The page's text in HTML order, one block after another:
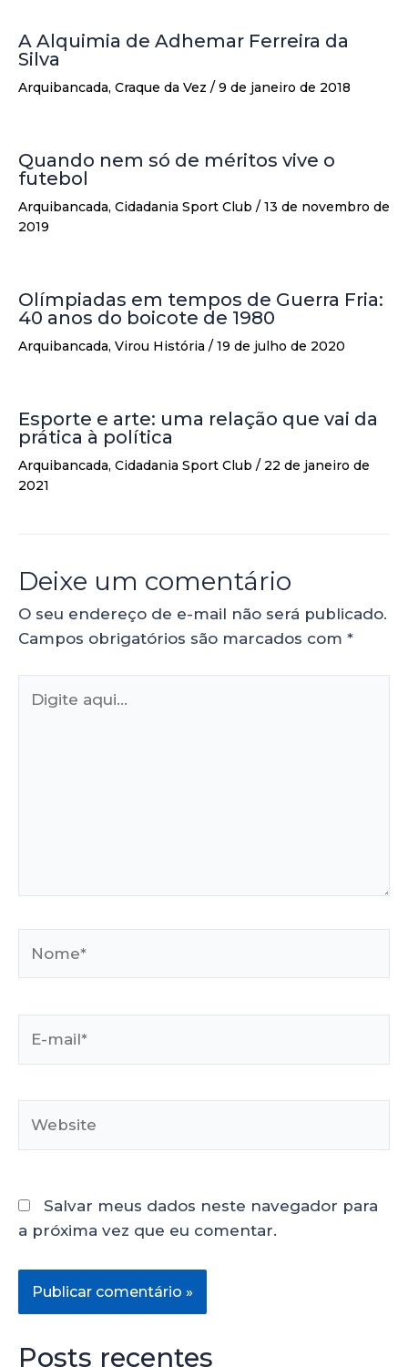
A Alquimia de Adhemar Ferreira da
Silva
Arquibancada, Craque da Vez / 9 de janeiro de 2018
Quando nem só de méritos vive o
futebol
Arquibancada, Cidadania Sport Club / 13 de novembro de
2019
Olímpiadas em tempos de Guerra Fria:
40 anos do boicote de 1980
Arquibancada, Virou História / 19 de julho de 2020
Esporte e arte: uma relação que vai da
prática à política
Arquibancada, Cidadania Sport Club / 22 de janeiro de
2021
Deixe um comentário
O seu endereço de e-mail não será publicado.
Campos obrigatórios são marcados com *
Salvar meus dados neste navegador para
a próxima vez que eu comentar.
Posts recentes